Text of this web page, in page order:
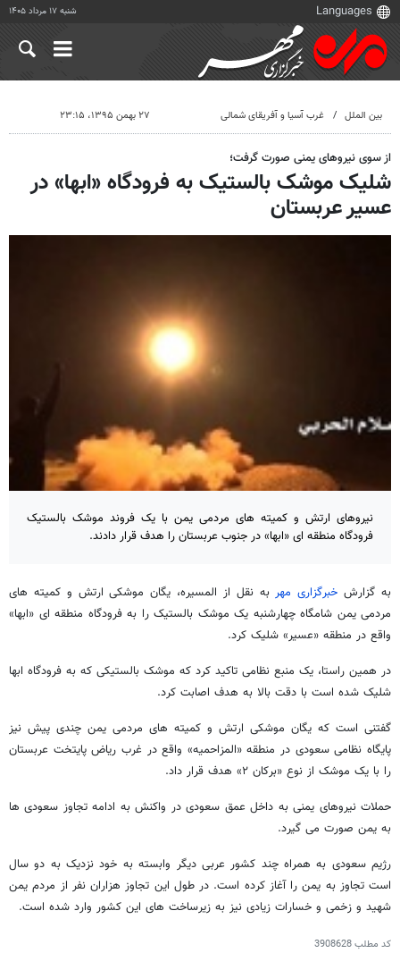
شنبه ۱۷ مرداد ۱۴۰۵
بین الملل غرب آسیا و آفریقای شمالی ۲۷ بهمن ۱۳۹۵، ۲۳:۱۵
از سوی نیروهای یمنی صورت گرفت؛
شلیک موشک بالستیک به فرودگاه «ابها» در
عسیر عربستان
نیروهای ارتش و کمیته های مردمی یمن با یک فروند موشک بالستیک
فرودگاه منطقه ای «ابها» در جنوب عربستان را هدف قرار دادند.
به گزارش خبرگزاری مهر به نقل از المسیره، یگان موشکی ارتش و کمیته های
مردمی یمن شامگاه چهارشنبه یک موشک بالستیک را به فرودگاه منطقه ای «ابها»
واقع در منطقه «عسیر» شلیک کرد.
در همین راستا، یک منبع نظامی تاکید کرد که موشک بالستیکی که به فرودگاه ابها
شلیک شده است با دقت بالا به هدف اصابت کرد.
گفتنی است که یگان موشکی ارتش و کمیته های مردمی یمن چندی پیش نیز
پایگاه نظامی سعودی در منطقه «المزاحمیه» واقع در غرب ریاض پایتخت عربستان
را با یک موشک از نوع «برکان ۲» هدف قرار داد.
حملات نیروهای یمنی به داخل عمق سعودی در واکنش به ادامه تجاوز سعودی ها
به یمن صورت می گیرد.
رژیم سعودی به همراه چند کشور عربی دیگر وابسته به خود نزدیک به دو سال
است تجاوز به یمن را آغاز کرده است. در طول این تجاوز هزاران نفر از مردم یمن
شهید و زخمی و خسارات زیادی نیز به زیرساخت های این کشور وارد شده است.
کد مطلب3908628